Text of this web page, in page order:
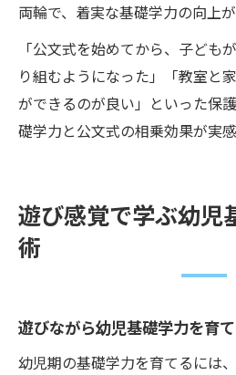
両輪で、着実な基礎学力の向上が
「公文式を始めてから、子ども
り組むようになった」「教室と
ができるのが良い」といった保
礎学力と公文式の相乗効果が実感
遊び感覚で学ぶ幼児
術
遊びながら幼児基礎学力を育
幼児期の基礎学力を育てるには